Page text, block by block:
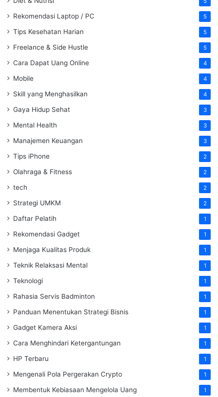
Rekomendasi Laptop / PC 5
Tips Kesehatan Harian 5
Freelance & Side Hustle 5
Cara Dapat Uang Online 4
Mobile 4
Skill yang Menghasilkan 4
Gaya Hidup Sehat 3
Mental Health 3
Manajemen Keuangan 3
Tips iPhone 2
Olahraga & Fitness 2
tech 2
Strategi UMKM 2
Daftar Pelatih 1
Rekomendasi Gadget 1
Menjaga Kualitas Produk 1
Teknik Relaksasi Mental 1
Teknologi 1
Rahasia Servis Badminton 1
Panduan Menentukan Strategi Bisnis 1
Gadget Kamera Aksi 1
Cara Menghindari Ketergantungan 1
HP Terbaru 1
Mengenali Pola Pergerakan Crypto 1
Membentuk Kebiasaan Mengelola Uang 1